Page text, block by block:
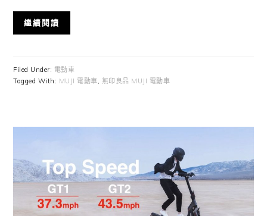
繼續閱讀
Filed Under: 電動車
Tagged With: MUJI 電動車 無印良品 MUJI 電動車